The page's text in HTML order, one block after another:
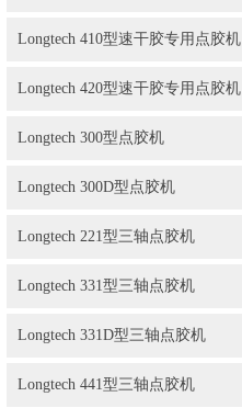
Longtech 410型速干胶专用点胶机
Longtech 420型速干胶专用点胶机
Longtech 300型点胶机
Longtech 300D型点胶机
Longtech 221型三轴点胶机
Longtech 331型三轴点胶机
Longtech 331D型三轴点胶机
Longtech 441型三轴点胶机